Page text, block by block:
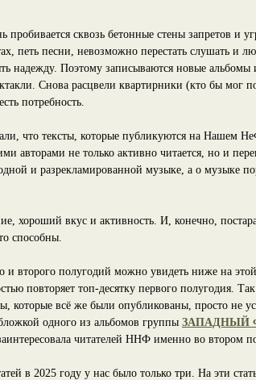
сквозь бетонные стены запретов и
петь песни, невозможно перестать слушать и
надежду. Поэтому записываются новые альбомы
Снова расцвели квартирники (кто бы мог
потребность.
что тексты, которые публикуются на Нашем
не только активно читается, но и
и разрекламированной музыке, а о музыке
хороший вкус и активность. И, конечно,
способны.
и второго полугодий можно увидеть ниже на
повторяет топ-десятку первого полугодия.
которые всё же были опубликованы, просто не
одного из альбомов группы ЗАПАДНЫЙ
читателей ННФ именно во втором
в 2025 году у нас было только три. На эти